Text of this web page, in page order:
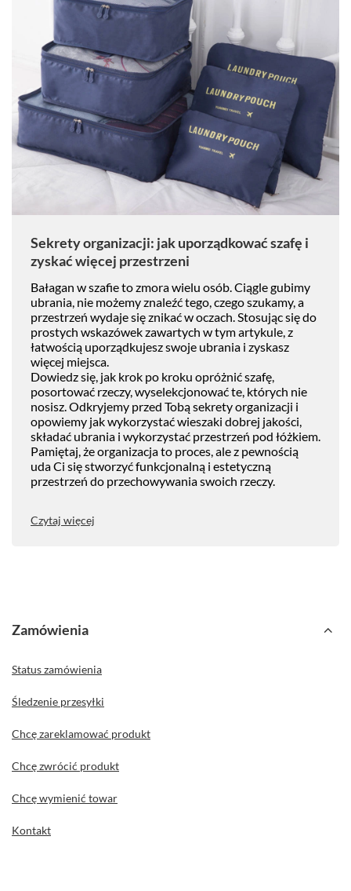
Sekrety organizacji: jak uporządkować szafę i
zyskać więcej przestrzeni
Bałagan w szafie to zmora wielu osób. Ciągle gubimy
ubrania, nie możemy znaleźć tego, czego szukamy, a
przestrzeń wydaje się znikać w oczach. Stosując się do
prostych wskazówek zawartych w tym artykule, z
łatwością uporządkujesz swoje ubrania i zyskasz
więcej miejsca.
Dowiedz się, jak krok po kroku opróżnić szafę,
posortować rzeczy, wyselekcjonować te, których nie
nosisz. Odkryjemy przed Tobą sekrety organizacji i
opowiemy jak wykorzystać wieszaki dobrej jakości,
składać ubrania i wykorzystać przestrzeń pod łóżkiem.
Pamiętaj, że organizacja to proces, ale z pewnością
uda Ci się stworzyć funkcjonalną i estetyczną
przestrzeń do przechowywania swoich rzeczy.
Czytaj więcej
Zamówienia
Status zamówienia
Śledzenie przesyłki
Chcę zareklamować produkt
Chcę zwrócić produkt
Chcę wymienić towar
Kontakt